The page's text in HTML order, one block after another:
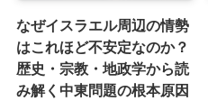
なぜイスラエル周辺の情勢
はこれほど不安定なのか？
歴史・宗教・地政学から読
み解く中東問題の根本原因